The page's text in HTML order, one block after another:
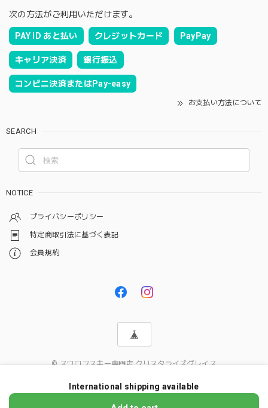
次の方法がご利用いただけます。
PAY ID あと払い クレジットカード PayPay
キャリア決済 銀行振込
コンビニ決済またはPay-easy
お支払い方法について
SEARCH
NOTICE
プライバシーポリシー
特定商取引法に基づく表記
会員規約
© スワロフスキー専門店 クリスタライズグレイス
International shipping available
ショップに質問する